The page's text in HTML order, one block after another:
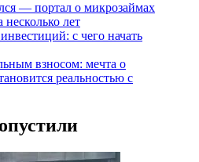
— портал о микрозаймах
лет
с чего начать
взносом: мечта о
реальностью с